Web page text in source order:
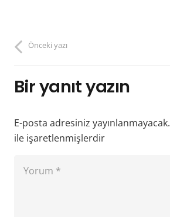
Önceki yazı
Bir yanıt yazın
E-posta adresiniz yayınlanmayacak.
ile işaretlenmişlerdir